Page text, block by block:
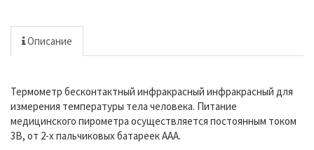
Описание
Термометр бесконтактный инфракрасный инфракрасный для
измерения температуры тела человека. Питание
медицинского пирометра осуществляется постоянным током
3В, от 2-х пальчиковых батареек AAA.